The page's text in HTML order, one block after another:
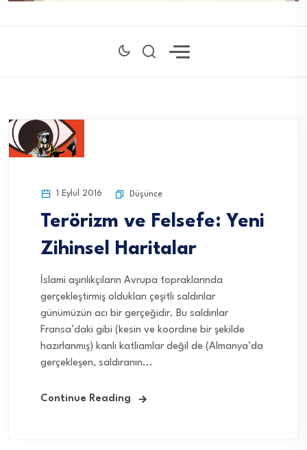
1 Eylül 2016 Düşünce
Terörizm ve Felsefe: Yeni
Zihinsel Haritalar
İslami aşırılıkçıların Avrupa topraklarında
gerçekleştirmiş oldukları çeşitli saldırılar
günümüzün acı bir gerçeğidir. Bu saldırılar
Fransa’daki gibi (kesin ve koordine bir şekilde
hazırlanmış) kanlı katliamlar değil de (Almanya’da
gerçekleşen, saldıranın...
Continue Reading